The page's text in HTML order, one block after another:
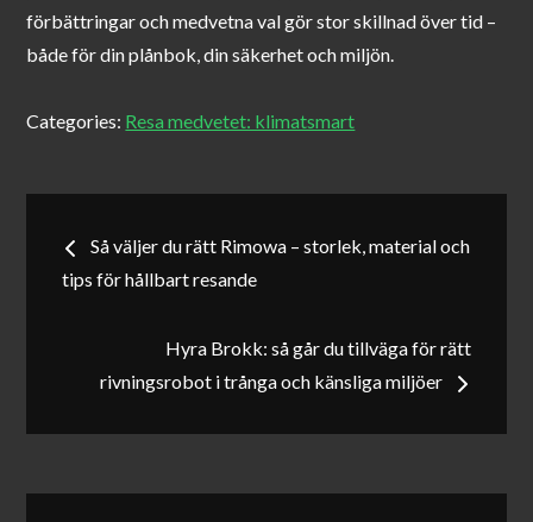
förbättringar och medvetna val gör stor skillnad över tid –
både för din plånbok, din säkerhet och miljön.
Categories: Resa medvetet: klimatsmart
Inläggsnavigering
Så väljer du rätt Rimowa – storlek, material och
tips för hållbart resande
Hyra Brokk: så går du tillväga för rätt
rivningsrobot i trånga och känsliga miljöer